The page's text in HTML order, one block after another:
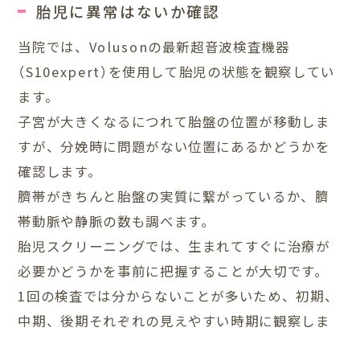
胎児に異常はないか確認
当院では、Volusonの最新超音波検査機器
（S10expert）を使用して胎児の状態を観察してい
ます。
子宮が大きくなるにつれて胎盤の位置が移動しま
すが、分娩時に問題がない位置にあるかどうかを
確認します。
臍帯がきちんと胎盤の実質に繋がっているか、臍
帯動脈や静脈の数も調べます。
胎児スクリーニングでは、生まれてすぐに治療が
必要かどうかを事前に把握することが大切です。
1回の検査では分からないことが多いため、初期、
中期、後期それぞれの見えやすい時期に観察しま